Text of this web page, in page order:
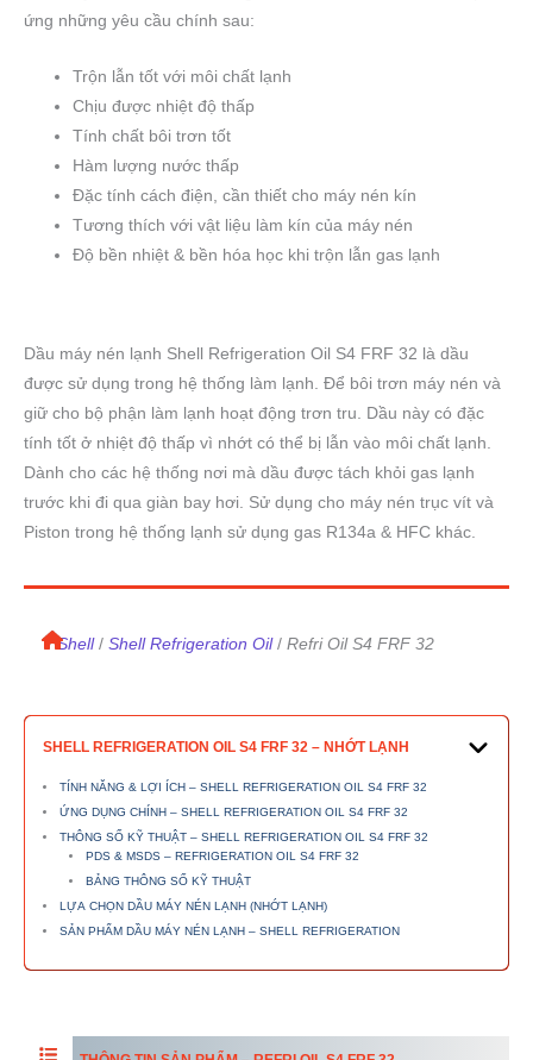
ứng những yêu cầu chính sau:
Trộn lẫn tốt với môi chất lạnh
Chịu được nhiệt độ thấp
Tính chất bôi trơn tốt
Hàm lượng nước thấp
Đặc tính cách điện, cần thiết cho máy nén kín
Tương thích với vật liệu làm kín của máy nén
Độ bền nhiệt & bền hóa học khi trộn lẫn gas lạnh
Dầu máy nén lạnh Shell Refrigeration Oil S4 FRF 32 là dầu
được sử dụng trong hệ thống làm lạnh. Để bôi trơn máy nén và
giữ cho bộ phận làm lạnh hoạt động trơn tru. Dầu này có đặc
tính tốt ở nhiệt độ thấp vì nhớt có thể bị lẫn vào môi chất lạnh.
Dành cho các hệ thống nơi mà dầu được tách khỏi gas lạnh
trước khi đi qua giàn bay hơi. Sử dụng cho máy nén trục vít và
Piston trong hệ thống lạnh sử dụng gas R134a & HFC khác.
/ Shell / Shell Refrigeration Oil/ Refri Oil S4 FRF 32
SHELL REFRIGERATION OIL S4 FRF 32 – NHỚT LẠNH
TÍNH NĂNG & LỢI ÍCH – SHELL REFRIGERATION OIL S4 FRF 32
ỨNG DỤNG CHÍNH – SHELL REFRIGERATION OIL S4 FRF 32
THÔNG SỐ KỸ THUẬT – SHELL REFRIGERATION OIL S4 FRF 32
PDS & MSDS – REFRIGERATION OIL S4 FRF 32
BẢNG THÔNG SỐ KỸ THUẬT
LỰA CHỌN DẦU MÁY NÉN LẠNH (NHỚT LẠNH)
SẢN PHẨM DẦU MÁY NÉN LẠNH – SHELL REFRIGERATION